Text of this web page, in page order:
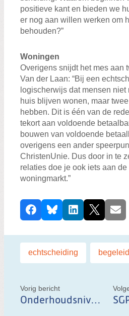
positieve kant en bieden we
er nog aan willen werken om
behouden?”
Woningen
Overigens snijdt het mes aan
Van der Laan: “Bij een
logischerwijs dat mensen niet
huis blijven wonen, maar
hebben. Dit is één van de
tekort aan voldoende
bouwen van voldoende
overigens een ander
ChristenUnie. Dus door in te
relaties doe je ook iets aan
woningmarkt.”
D
e
e
l
t
b
FacebookBlueskyLinkedIn
X E-
Labels:
echtscheiding
Vorig bericht
Onderhoudsniveau stopplaats A16 ondermaats